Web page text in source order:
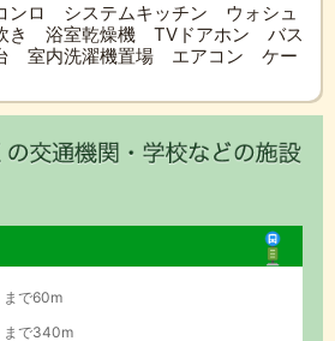
ンロ システムキッチン ウォシュ
き 浴室乾燥機 TVドアホン バス
室内洗濯機置場 エアコン ケー
まで60m
まで340m